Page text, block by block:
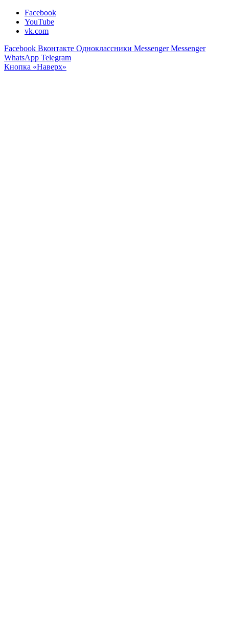
Facebook
YouTube
vk.com
Facebook Вконтакте Одноклассники Messenger Messenger
WhatsApp Telegram
Кнопка «Наверх»